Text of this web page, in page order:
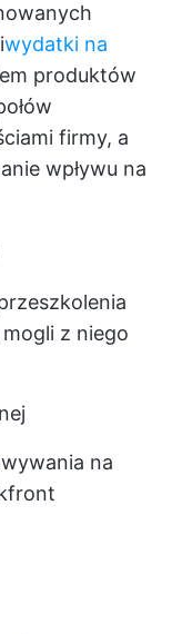
wydatki na
produktów
firmy, a
wpływu na
z niego
na